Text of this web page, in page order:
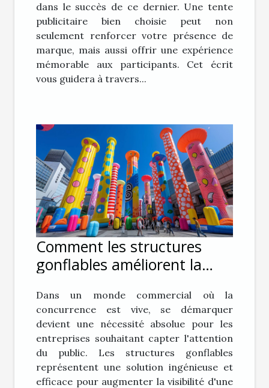
dans le succès de ce dernier. Une tente
publicitaire bien choisie peut non
seulement renforcer votre présence de
marque, mais aussi offrir une expérience
mémorable aux participants. Cet écrit
vous guidera à travers...
Comment les structures
gonflables améliorent la
Dans un monde commercial où la
concurrence est vive, se démarquer
devient une nécessité absolue pour les
entreprises souhaitant capter l'attention
du public. Les structures gonflables
représentent une solution ingénieuse et
efficace pour augmenter la visibilité d'une